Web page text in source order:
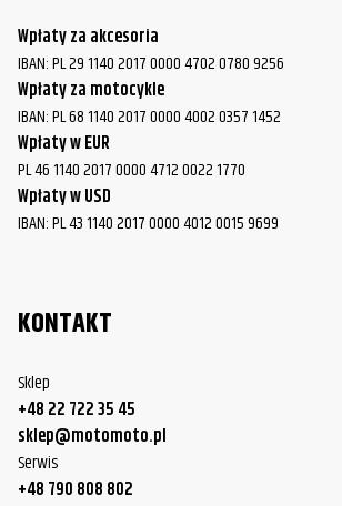
Wpłaty za akcesoria
IBAN: PL 29 1140 2017 0000 4702 0780 9256
Wpłaty za motocykle
IBAN: PL 68 1140 2017 0000 4002 0357 1452
Wpłaty w EUR
PL 46 1140 2017 0000 4712 0022 1770
Wpłaty w USD
IBAN: PL 43 1140 2017 0000 4012 0015 9699
KONTAKT
Sklep
+48 22 722 35 45
sklep@motomoto.pl
Serwis
+48 790 808 802